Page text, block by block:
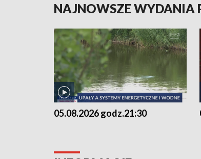
NAJNOWSZE WYDANIA
05.08.2026 godz.21:30